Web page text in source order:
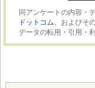
同アンケートの内容・
ドットコム、 およびそ
データの転用・引用・